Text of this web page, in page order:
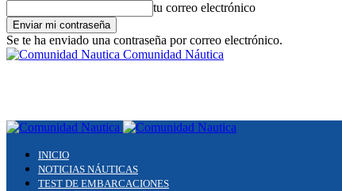
tu correo electrónico
Se te ha enviado una contraseña por correo electrónico.
Comunidad Náutica
INICIO
NOTICIAS NÁUTICAS
TEST DE EMBARCACIONES